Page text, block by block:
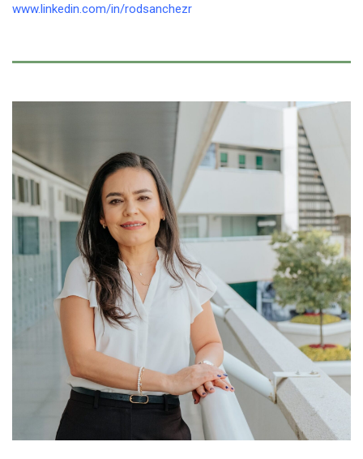
www.linkedin.com/in/rodsanchezr